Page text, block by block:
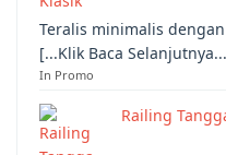
Teralis minimalis
[...Klik Baca
In Promo
Railing